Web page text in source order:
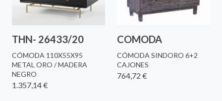
THN- 26433/20
CÓMODA 110X55X95
METAL ORO / MADERA
NEGRO
1.357,14 €
COMODA
CÓMODA SINDORO 6+2
CAJONES
764,72 €